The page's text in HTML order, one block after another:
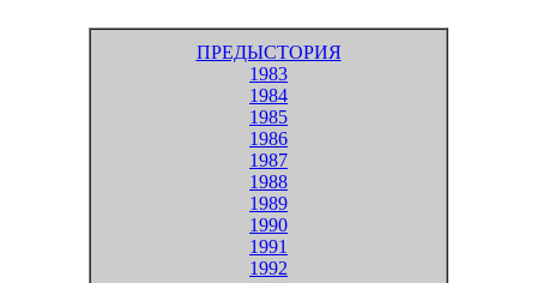
ПРЕДЫСТОРИЯ
1983
1984
1985
1986
1987
1988
1989
1990
1991
1992